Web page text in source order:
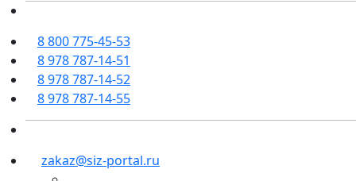
8 800 775-45-53
8 978 787-14-51
8 978 787-14-52
8 978 787-14-55
zakaz@siz-portal.ru